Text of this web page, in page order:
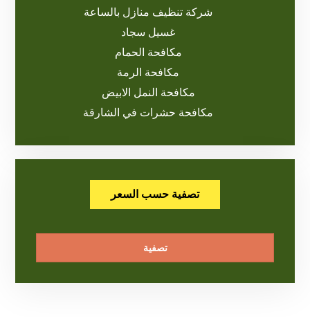
شركة تنظيف منازل بالساعة
غسيل سجاد
مكافحة الحمام
مكافحة الرمة
مكافحة النمل الابيض
مكافحة حشرات في الشارقة
تصفية حسب السعر
تصفية